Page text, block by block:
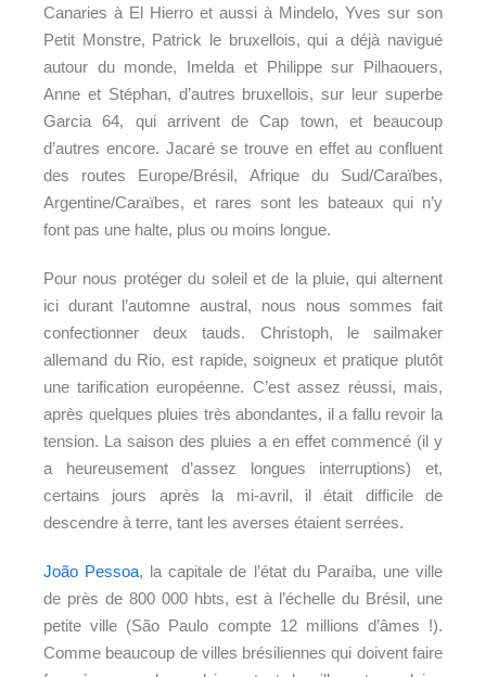
Canaries à El Hierro et aussi à Mindelo, Yves sur son
Petit Monstre, Patrick le bruxellois, qui a déjà navigué
autour du monde, Imelda et Philippe sur Pilhaouers,
Anne et Stéphan, d’autres bruxellois, sur leur superbe
Garcia 64, qui arrivent de Cap town, et beaucoup
d’autres encore. Jacaré se trouve en effet au confluent
des routes Europe/Brésil, Afrique du Sud/Caraïbes,
Argentine/Caraïbes, et rares sont les bateaux qui n’y
font pas une halte, plus ou moins longue.
Pour nous protéger du soleil et de la pluie, qui alternent
ici durant l’automne austral, nous nous sommes fait
confectionner deux tauds. Christoph, le sailmaker
allemand du Rio, est rapide, soigneux et pratique plutôt
une tarification européenne. C’est assez réussi, mais,
après quelques pluies très abondantes, il a fallu revoir la
tension. La saison des pluies a en effet commencé (il y
a heureusement d’assez longues interruptions) et,
certains jours après la mi-avril, il était difficile de
descendre à terre, tant les averses étaient serrées.
João Pessoa, la capitale de l’état du Paraíba, une ville
de près de 800 000 hbts, est à l’échelle du Brésil, une
petite ville (São Paulo compte 12 millions d’âmes !).
Comme beaucoup de villes brésiliennes qui doivent faire